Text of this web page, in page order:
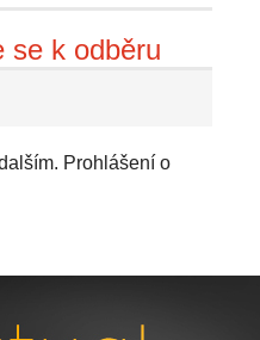
se k odběru
Prohlášení o